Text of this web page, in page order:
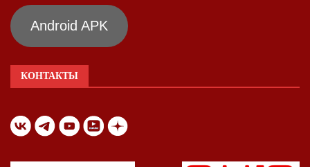
Android APK
КОНТАКТЫ